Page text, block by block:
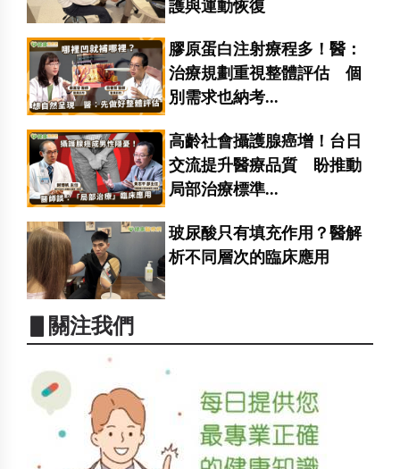
護與運動恢復
膠原蛋白注射療程多！醫：
治療規劃重視整體評估 個
別需求也納考...
高齡社會攝護腺癌增！台日
交流提升醫療品質 盼推動
局部治療標準...
玻尿酸只有填充作用？醫解
析不同層次的臨床應用
▋關注我們